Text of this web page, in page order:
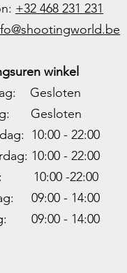
+32 468 231 231
winkel
Gesloten
Gesloten
10:00 - 22:00
10:00 - 22:00
10:00 -22:00
09:00 - 14:00
09:00 - 14:00